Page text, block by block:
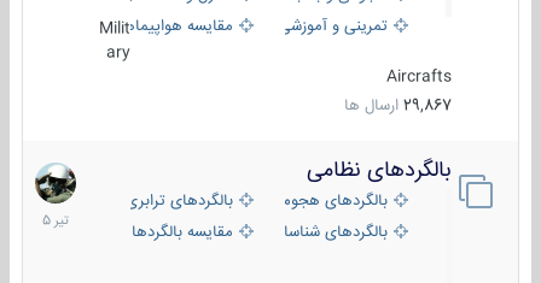
تمرینی و آموزشی
مقایسه هواپیماهاMilit
ary
Aircrafts
29,867 ارسال ها
بالگردهای نظامی
بالگردهای هجومی
بالگردهای ترابری
بالگردهای شناسایی
مقایسه بالگردها
22
تیر
1405